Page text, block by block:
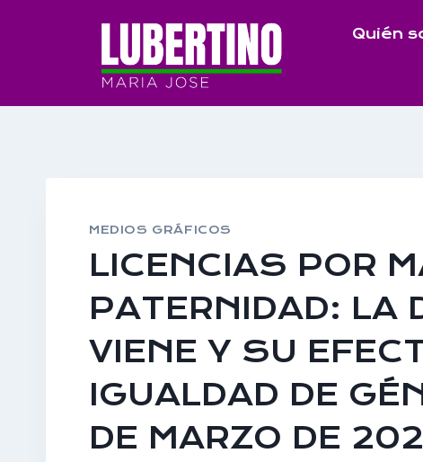
Quién
MEDIOS GRÁFICOS
LICENCIAS POR
PATERNIDAD: LA
VIENE Y SU
IGUALDAD DE
DE MARZO DE